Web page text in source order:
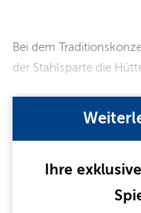
Bei dem
der Stahlsparte die
Ihre